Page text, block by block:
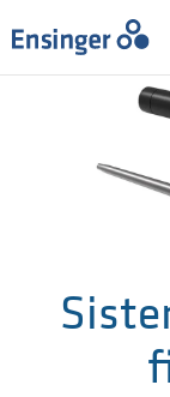
SU
Inicio